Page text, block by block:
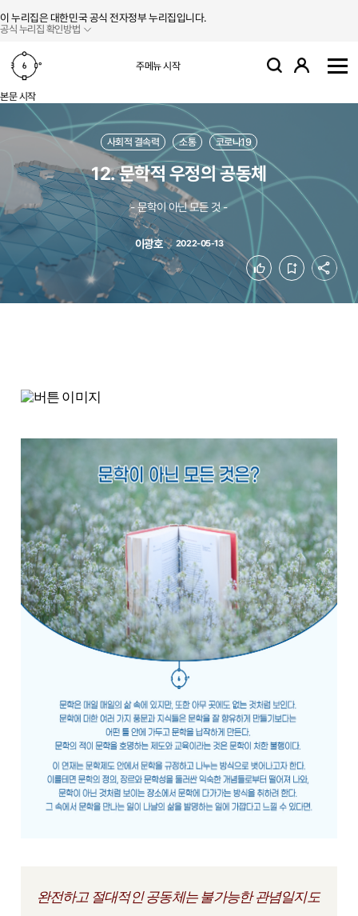
이 누리집은 대한민국 공식 전자정부 누리집입니다.
공식 누리집 확인방법
주메뉴 시작 검색 로그인
본문 시작
사회적 결속력 소통 코로나19
12. 문학적 우정의 공동체
- 문학이 아닌 모든 것 -
이광호 2022-05-13
공유
좋아요 북마크
완전하고 절대적인 공동체는 불가능한 관념일지도